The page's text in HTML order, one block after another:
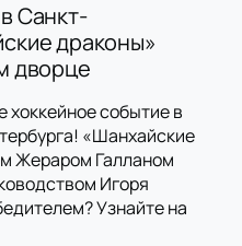
Санкт-
драконы»
дворце
хоккейное событие в
«Шанхайские
Жераром Галланом
Игоря
Узнайте на